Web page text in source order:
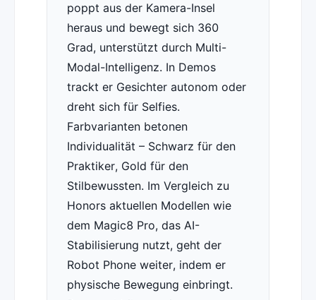
poppt aus der Kamera-Insel
heraus und bewegt sich 360
Grad, unterstützt durch Multi-
Modal-Intelligenz. In Demos
trackt er Gesichter autonom oder
dreht sich für Selfies.
Farbvarianten betonen
Individualität – Schwarz für den
Praktiker, Gold für den
Stilbewussten. Im Vergleich zu
Honors aktuellen Modellen wie
dem Magic8 Pro, das AI-
Stabilisierung nutzt, geht der
Robot Phone weiter, indem er
physische Bewegung einbringt.